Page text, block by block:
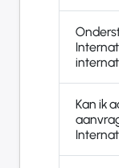
Kan ik